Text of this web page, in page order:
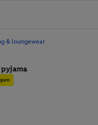
& loungewear